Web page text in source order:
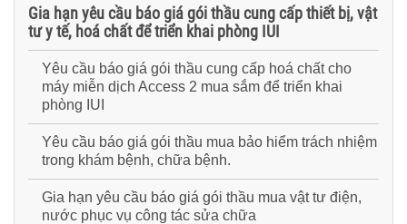
Gia hạn yêu cầu báo giá gói thầu cung cấp thiết bị, vật
tư y tế, hoá chất để triển khai phòng IUI
Yêu cầu báo giá gói thầu cung cấp hoá chất cho
máy miễn dịch Access 2 mua sắm để triển khai
phòng IUI
Yêu cầu báo giá gói thầu mua bảo hiểm trách nhiệm
trong khám bệnh, chữa bệnh.
Gia hạn yêu cầu báo giá gói thầu mua vật tư điện,
nước phục vụ công tác sửa chữa